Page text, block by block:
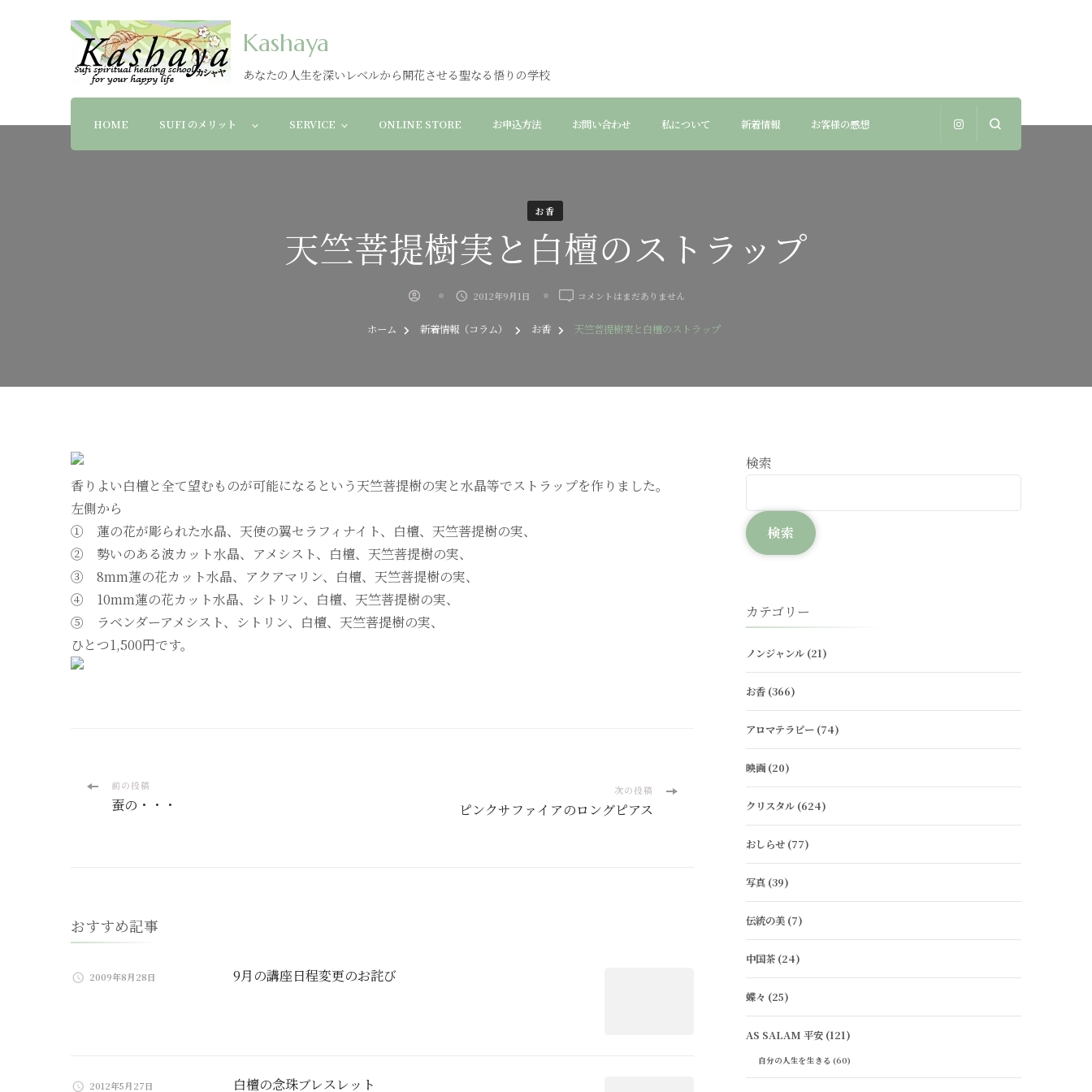
Kashaya
あなたの人生を深いレベルから開花させる聖なる悟りの学校
HOME SUFI のメリット SERVICE ONLINE STORE お申込方法 お問い合わせ 私について 新着情報 お客様の感想
お香
天竺菩提樹実と白檀のストラップ
2012年9月1日
天
菩
と
ラ
ッ
コメントはまだありません
ホーム 新着情報（コラム） お香 天竺菩提樹実と白檀のストラップ
香りよい白檀と全て望むものが可能になるという天竺菩提樹の実と水晶等でストラップを作りました。
左側から
① 蓮の花が彫られた水晶、天使の翼セラフィナイト、白檀、天竺菩提樹の実、
② 勢いのある波カット水晶、アメシスト、白檀、天竺菩提樹の実、
③ 8mm蓮の花カット水晶、アクアマリン、白檀、天竺菩提樹の実、
④ 10mm蓮の花カット水晶、シトリン、白檀、天竺菩提樹の実、
⑤ ラベンダーアメシスト、シトリン、白檀、天竺菩提樹の実、
ひとつ1,500円です。
投
ゲ
ー
前の投稿
蚕の・・・
次の投稿
ピンクサファイアのロングピアス
おすすめ記事
2009年8月28日 9月の講座日程変更のお詫び
2012年5月27日 白檀の念珠ブレスレット
検索
検索
カテゴリー
ノンジャンル(21)
お香(366)
アロマテラピー(74)
映画(20)
クリスタル(624)
おしらせ(77)
写真(39)
伝統の美(7)
中国茶(24)
蝶々 (25)
AS SALAM 平安(121)
自分の人生を生きる (60)